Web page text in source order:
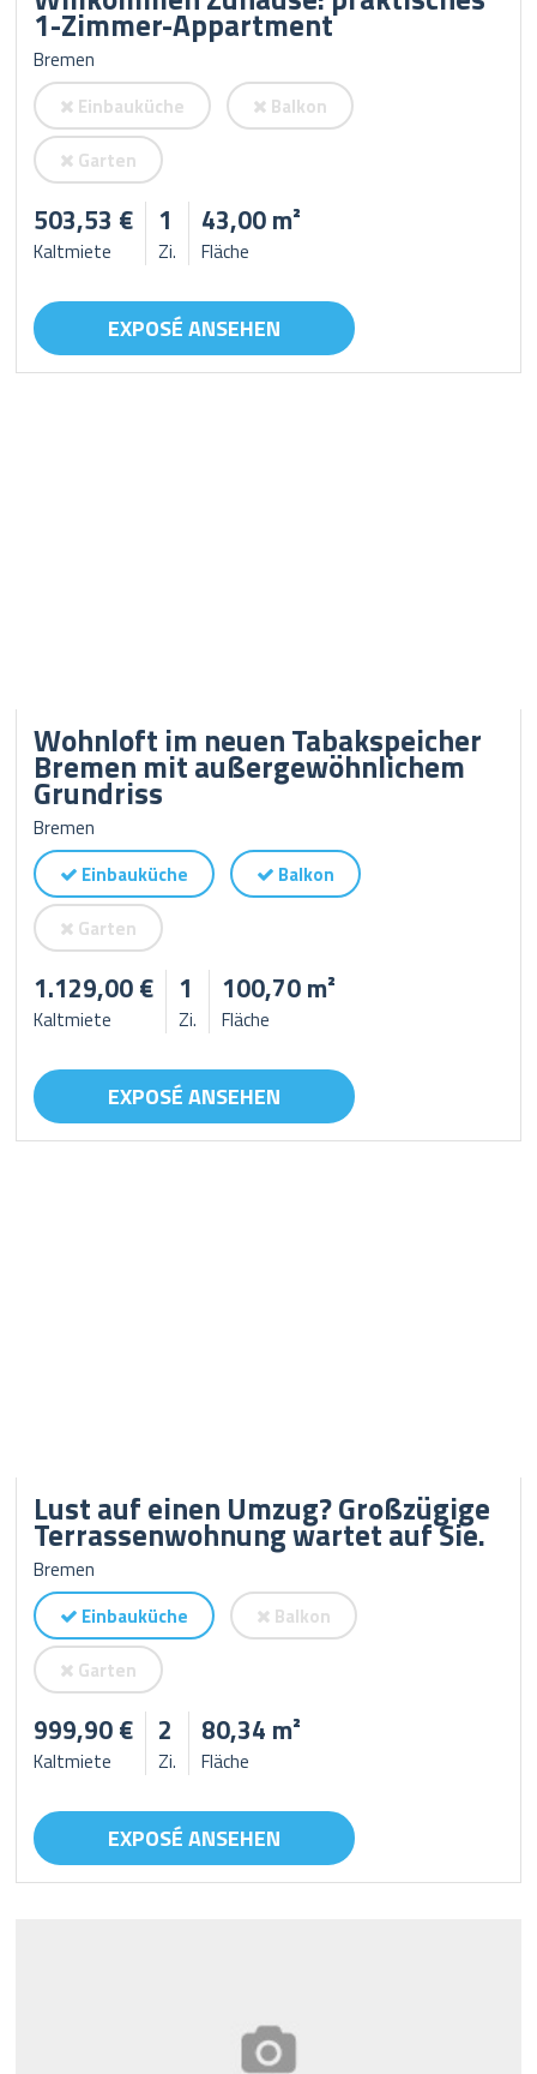
1-Zimmer-Appartment
Bremen
Einbauküche
Balkon
Garten
503,53 €
Kaltmiete
1
Zi.
43,00 m²
Fläche
EXPOSÉ ANSEHEN
Wohnloft im neuen Tabakspeicher
Bremen mit außergewöhnlichem
Grundriss
Bremen
Einbauküche
Balkon
Garten
1.129,00 €
Kaltmiete
1
Zi.
100,70 m²
Fläche
EXPOSÉ ANSEHEN
Lust auf einen Umzug? Großzügige
Terrassenwohnung wartet auf Sie.
Bremen
Einbauküche
Balkon
Garten
999,90 €
Kaltmiete
2
Zi.
80,34 m²
Fläche
EXPOSÉ ANSEHEN